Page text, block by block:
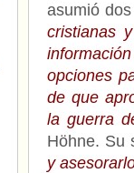
asumió
cristianas
opciones
de que
la guerra
Höhne. Su
y